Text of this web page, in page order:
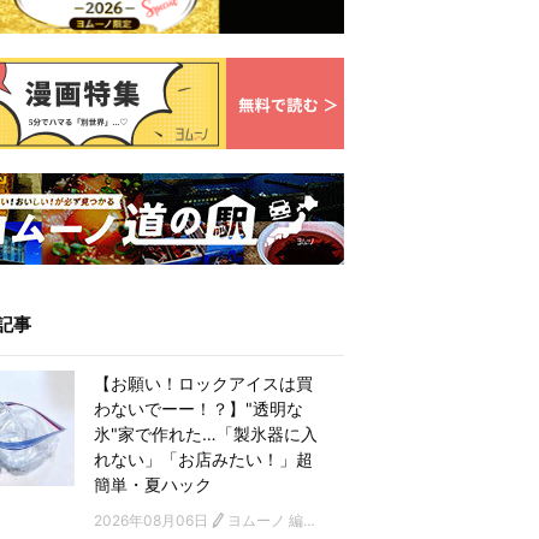
事
【お願い！ロックアイスは買
わないでーー！？】"透明な
氷"家で作れた…「製氷器に入
れない」「お店みたい！」超
簡単・夏ハック
2026年08月06日 ヨムーノ 編集部